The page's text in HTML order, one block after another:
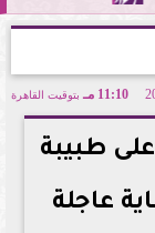
11:10 مـ بتوقيت القاهرة
على طبيبة
عاجلة